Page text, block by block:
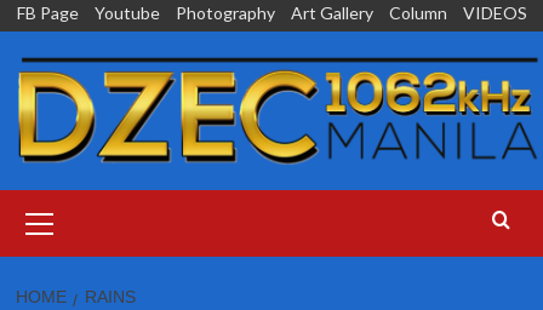
Skip
content
FB Page Youtube Photography Art Gallery Column VIDEOS
Menu
HOME RAINS